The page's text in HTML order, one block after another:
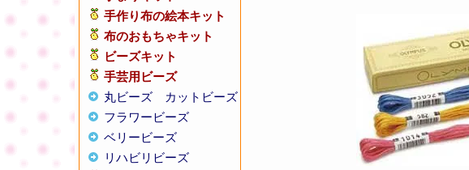
手作り布の絵本キット
布のおもちゃキット
ビーズキット
手芸用ビーズ
丸ビーズ
カットビーズ
フラワービーズ
ベリービーズ
リハビリビーズ